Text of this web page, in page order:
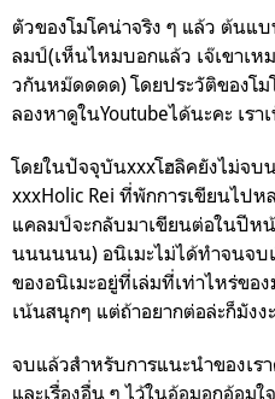
ตัวของโมโคน่าจริง ๆ แล้ว ต้นแ
ลมป์(เห็นไหมบอกแล้ว เจ๊เขาเห
วกันหม๊ดดดด) โดยประวัติของโม
ลองหาดูในYoutubeได้นะคะ เร
โดยในปัจจุบันxxxโฮลิคยังไม่จบ
xxxHolic Rei ที่พักการเขียนไป
แคลมป์จะกลับมาเขียนต่อในปีห
นนนนนน) อนิเมะไม่ได้ทำจนจบ
ของอนิเมะอยู่ที่เล่มที่เท่าไหร่ขอ
เน้นสนุกๆ แต่ถ้าอยากต่อล่ะก็มังง
จบแล้วสำหรับการแนะนำของเร
และเรื่องอื่น ๆ ไว้ในอ้อมอกอ้อม